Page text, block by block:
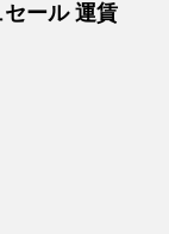
ール 運賃